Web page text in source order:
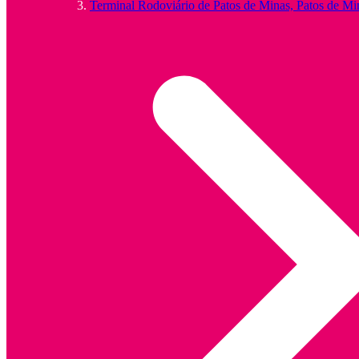
Terminal Rodoviário de Patos de Minas, Patos de